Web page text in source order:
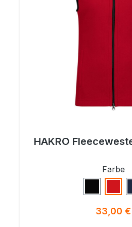
HAKRO
Farbe
Schwarz
Rot
33,00 €